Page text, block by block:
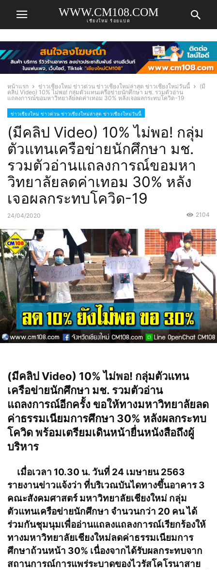
WWW.CM108.COM
เชียงใหม่ ร้อยแปด
หน้าแรก ข่าวเชียงใหม่ ข่าวด่วน ข่าวเชียงใหม่ล่าสุด ข่าวเชียงใหม่วันนี้
(มี
คลิป Video) 10% ไม่พอ! กลุ่มตัวแทนเครือข่ายนักศึกษา มช. รวมตัวอ่าน
แถลงการณ์ขอมหาวิทยาลัยลดค่าเทอม 30% หลังเจอผลกระทบโควิด-19
ข่าวเชียงใหม่ ข่าวด่วน ข่าวเชียงใหม่ล่าสุด ข่าวเชียงใหม่วันนี้
(มีคลิป Video) 10% ไม่พอ! กลุ่ม
ตัวแทนเครือข่ายนักศึกษา มช.
รวมตัวอ่านแถลงการณ์ขอมหา
วิทยาลัยลดค่าเทอม 30% หลัง
เจอผลกระทบโควิด-19
24/04/2020 2104
(มีคลิป Video) 10% ไม่พอ! กลุ่มตัวแทน
เครือข่ายนักศึกษา มช. รวมตัวอ่าน
แถลงการณ์อีกครั้ง ขอให้ทางมหาวิทยาลัยลด
ค่าธรรมเนียมการศึกษา 30% หลังผลกระทบ
โควิด พร้อมเตรียมเดินหน้ายื่นหนังสือถึงผู้
บริหาร
เมื่อเวลา 10.30 น. วันที่ 24 เมษายน 2563
รายงานข่าวแจ้งว่า ที่บริเวณบันไดทางขึ้นอาคาร 3
คณะสังคมศาสตร์ มหาวิทยาลัยเชียงใหม่ กลุ่ม
ตัวแทนเครือข่ายนักศึกษา จำนวนกว่า 20 คน ได้
ร่วมกันชุมนุมเพื่ออ่านแถลงแถลงการณ์เรียกร้องให้
ทางมหาวิทยาลัยเชียงใหม่ลดค่าธรรมเนียมการ
ศึกษาถ้วนหน้า 30% เนื่องจากได้รับผลกระทบจาก
สถานการณ์การแพร่ระบาดของไวรัสโคโรนาสาย